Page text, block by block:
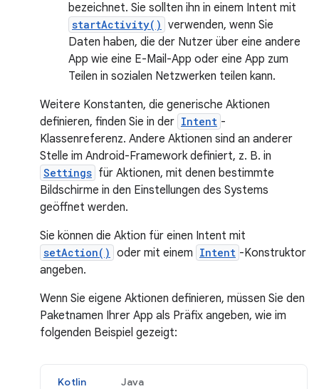
bezeichnet. Sie sollten ihn in einem Intent mit
startActivity() verwenden, wenn Sie
Daten haben, die der Nutzer über eine andere
App wie eine E-Mail-App oder eine App zum
Teilen in sozialen Netzwerken teilen kann.
Weitere Konstanten, die generische Aktionen
definieren, finden Sie in der Intent -
Klassenreferenz. Andere Aktionen sind an anderer
Stelle im Android-Framework definiert, z. B. in
Settings für Aktionen, mit denen bestimmte
Bildschirme in den Einstellungen des Systems
geöffnet werden.
Sie können die Aktion für einen Intent mit
setAction() oder mit einem Intent -Konstruktor
angeben.
Wenn Sie eigene Aktionen definieren, müssen Sie den
Paketnamen Ihrer App als Präfix angeben, wie im
folgenden Beispiel gezeigt:
Kotlin Java